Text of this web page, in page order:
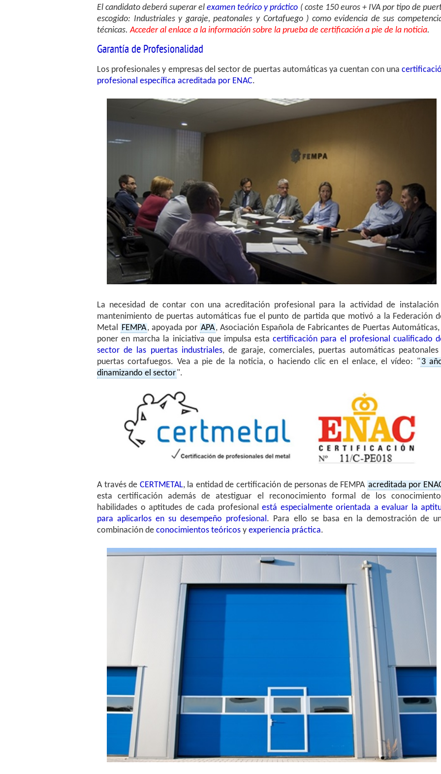
El candidato deberá superar elexamen teórico y práctico ( coste 150 euros + IVA por tipo de
escogido: Industriales y garaje, peatonales y Cortafuego ) como evidencia de sus
técnicas.Acceder al enlace a la información sobre la prueba de certificación a pie de la noticia.
Garantía de Profesionalidad
Los profesionales y empresas del sector de puertas automáticas ya cuentan con una
profesional específica acreditada por ENAC.
La necesidad de contar con una acreditación profesional para la actividad de
mantenimiento de puertas automáticas fue el punto de partida que motivó a la Federación
Metal FEMPA, apoyada por APA, Asociación Española de Fabricantes de Puertas
poner en marcha la iniciativa que impulsa estacertificación para el profesional cualificado
sector de las puertas industriales, de garaje, comerciales, puertas automáticas
puertas cortafuegos. Vea a pie de la noticia, o haciendo clic en el enlace, el vídeo: " 3
dinamizando el sector".
A través de CERTMETAL, la entidad de certificación de personas de FEMPA acreditada por
esta certificación además de atestiguar el reconocimiento formal de los
habilidades o aptitudes de cada profesional está especialmente orientada a evaluar la
para aplicarlos en su desempeño profesional. Para ello se basa en la demostración de
combinación de conocimientos teóricos y experiencia práctica.